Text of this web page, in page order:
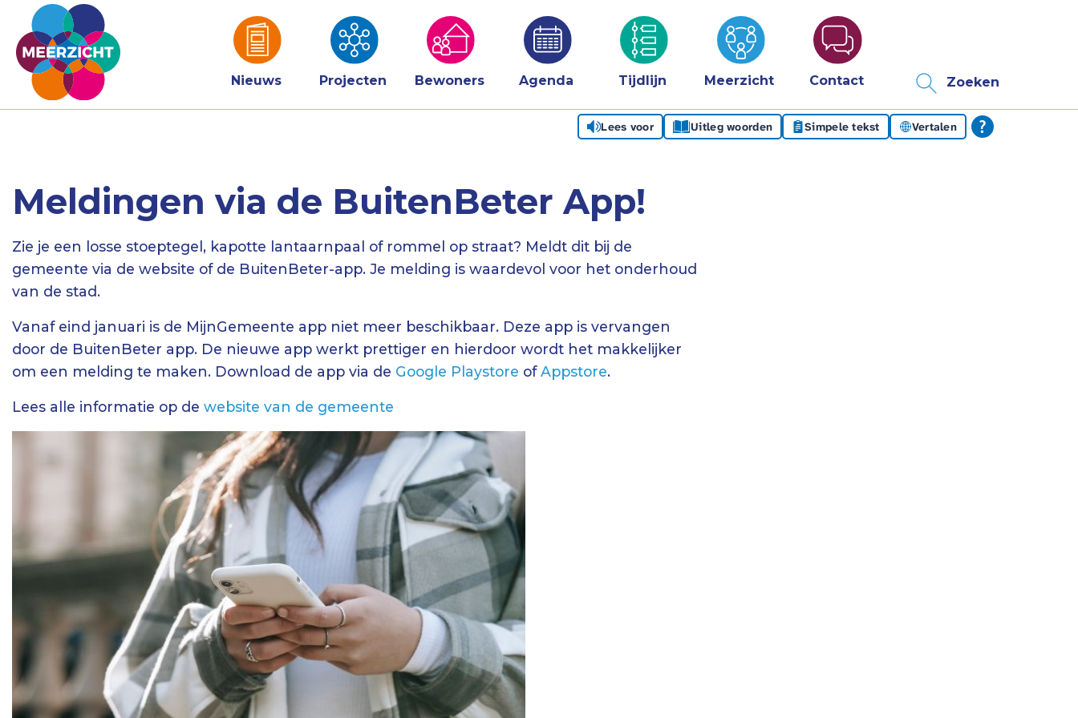
Nieuws Projecten Bewoners Agenda Tijdlijn Meerzicht Contact Zoeken
Lees voor Uitleg woorden Simpele tekst Vertalen
Meldingen via de BuitenBeter App!
Zie je een losse stoeptegel, kapotte lantaarnpaal of rommel op straat? Meldt dit bij de
gemeente via de website of de BuitenBeter-app. Je melding is waardevol voor het onderhoud
van de stad.
Vanaf eind januari is de MijnGemeente app niet meer beschikbaar. Deze app is vervangen
door de BuitenBeter app. De nieuwe app werkt prettiger en hierdoor wordt het makkelijker
om een melding te maken. Download de app via de Google Playstore ofAppstore.
Lees alle informatie op de website van de gemeente